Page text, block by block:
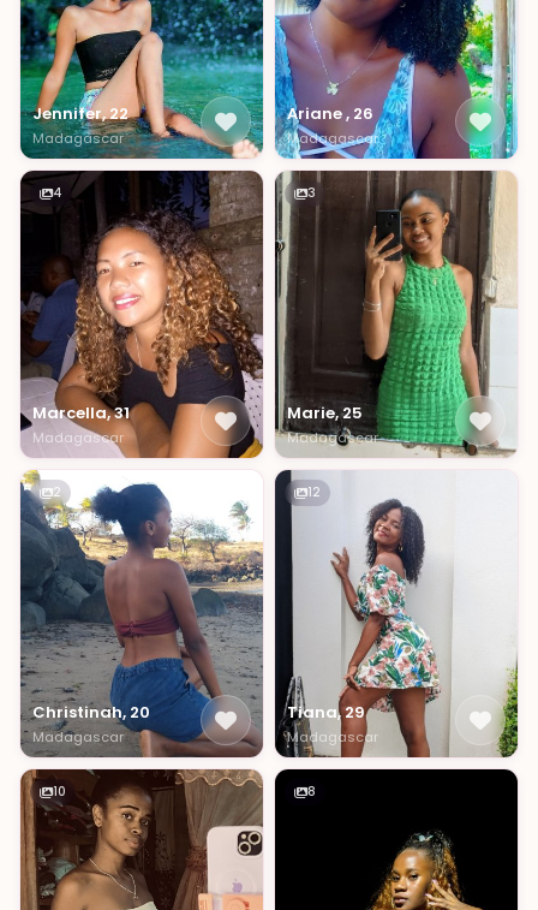
Jennifer, 22
Madagascar
Ariane , 26
Madagascar
4
Marcella, 31
Madagascar
3
Marie, 25
Madagascar
2
Christinah, 20
Madagascar
12
Tiana, 29
Madagascar
10 8